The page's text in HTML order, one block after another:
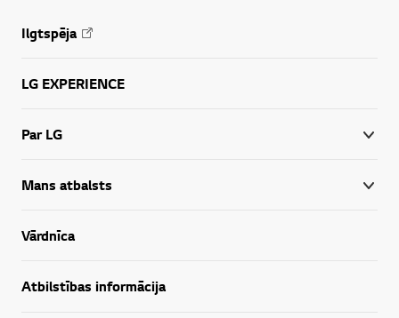
Ilgtspēja
LG EXPERIENCE
Par LG
Mans atbalsts
Vārdnīca
Atbilstības informācija